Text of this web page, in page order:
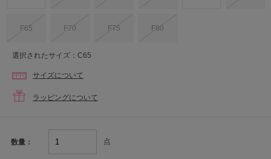
F65 F70 F75 F80
選択されたサイズ：C65
サイズについて
ラッピングについて
数量： 点